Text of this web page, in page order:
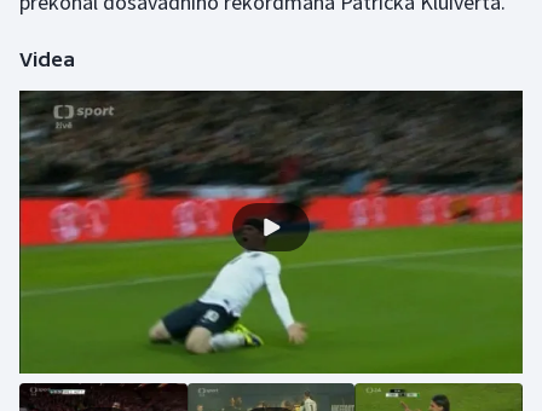
Short track
Sportovní střelba
Stolní tenis
Vodní slalom
Videa